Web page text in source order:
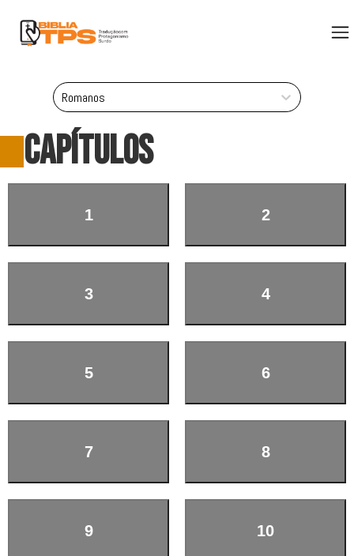
Romanos
CAPÍTULOS
1 2
3 4
5 6
7 8
9 10